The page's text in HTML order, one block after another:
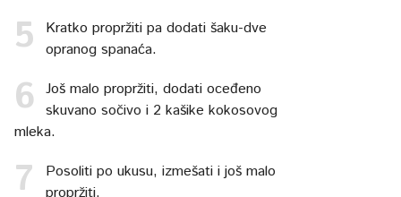
Kratko propržiti pa dodati šaku-dve
opranog spanaća.
Još malo propržiti, dodati oceđeno
skuvano sočivo i 2 kašike kokosovog
mleka.
Posoliti po ukusu, izmešati i još malo
propržiti.